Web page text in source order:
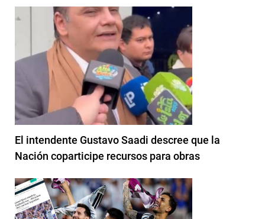
El intendente Gustavo Saadi descree que la
Nación coparticipe recursos para obras